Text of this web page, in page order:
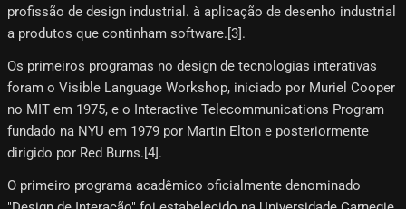
profissão de design industrial. à aplicação de desenho industrial
a produtos que continham software.[3]​.
Os primeiros programas no design de tecnologias interativas
foram o Visible Language Workshop, iniciado por Muriel Cooper
no MIT em 1975, e o Interactive Telecommunications Program
fundado na NYU em 1979 por Martin Elton e posteriormente
dirigido por Red Burns.[4]​.
O primeiro programa acadêmico oficialmente denominado